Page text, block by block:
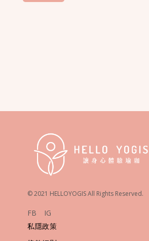
© 2021 HELLOYOGIS All Rights Reserved.
FB
IG
私隱政策